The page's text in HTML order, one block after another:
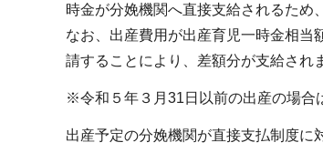
時金が分娩機関へ直接支給されるた
なお、出産費用が出産育児一時金相
請することにより、差額分が支給され
※令和５年３月31日以前の出産の場合
出産予定の分娩機関が直接支払制度に